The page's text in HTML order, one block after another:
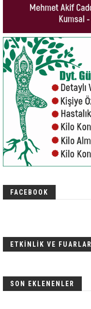
FACEBOOK
ETKİNLİK VE FUARLAR
SON EKLENENLER